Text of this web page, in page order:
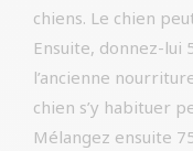
chiens. Le chien
Ensuite, donnez-lui
l’ancienne
chien s’y habituer
Mélangez ensuite